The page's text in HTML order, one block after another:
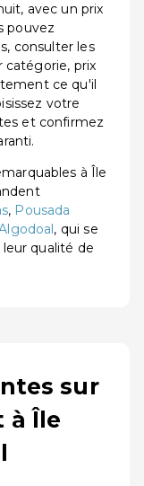
avec un prix
pouvez
consulter les
catégorie, prix
ce qu'il
votre
et confirmez
à Île
, Pousada
, qui se
qualité de
sur
à Île